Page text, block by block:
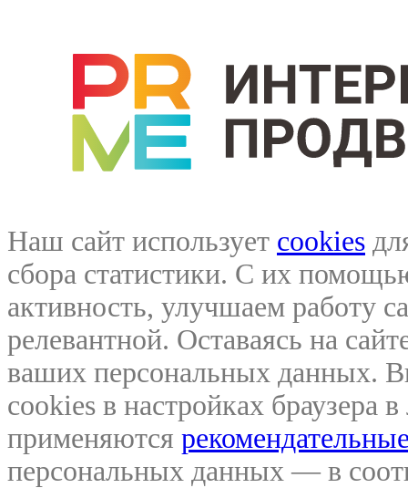
Наш сайт использует cookies
сбора статистики. С их
активность, улучшаем работу
релевантной. Оставаясь на
ваших персональных данных.
cookies в настройках браузера
применяются
персональных данных — в